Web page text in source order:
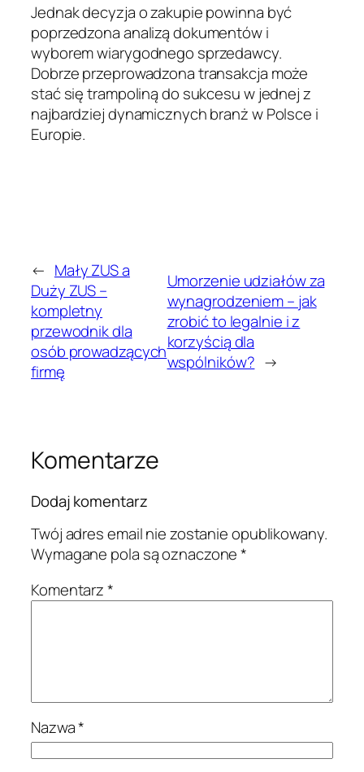
Jednak decyzja o zakupie powinna być
poprzedzona analizą dokumentów i
wyborem wiarygodnego sprzedawcy.
Dobrze przeprowadzona transakcja może
stać się trampoliną do sukcesu w jednej z
najbardziej dynamicznych branż w Polsce i
Europie.
← Mały ZUS a
Duży ZUS –
kompletny
przewodnik dla
osób prowadzących
firmę
Umorzenie udziałów za
wynagrodzeniem – jak
zrobić to legalnie i z
korzyścią dla
wspólników? →
Komentarze
Dodaj komentarz
Twój adres email nie zostanie opublikowany.
Wymagane pola są oznaczone*
Komentarz*
Nazwa*